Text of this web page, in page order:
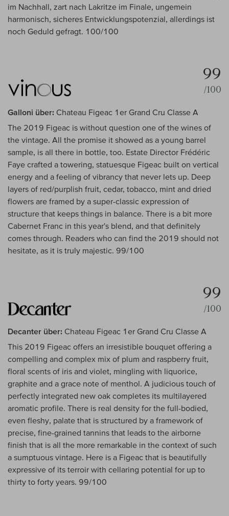
im Nachhall, zart nach Lakritze im Finale, ungemein
harmonisch, sicheres Entwicklungspotenzial, allerdings ist
noch Geduld gefragt. 100/100
99
/100
Galloni über: Chateau Figeac 1er Grand Cru Classe A
The 2019 Figeac is without question one of the wines of
the vintage. All the promise it showed as a young barrel
sample, is all there in bottle, too. Estate Director Frédéric
Faye crafted a towering, statuesque Figeac built on vertical
energy and a feeling of vibrancy that never lets up. Deep
layers of red/purplish fruit, cedar, tobacco, mint and dried
flowers are framed by a super-classic expression of
structure that keeps things in balance. There is a bit more
Cabernet Franc in this year's blend, and that definitely
comes through. Readers who can find the 2019 should not
hesitate, as it is truly majestic. 99/100
99
/100
Decanter über: Chateau Figeac 1er Grand Cru Classe A
This 2019 Figeac offers an irresistible bouquet offering a
compelling and complex mix of plum and raspberry fruit,
floral scents of iris and violet, mingling with liquorice,
graphite and a grace note of menthol. A judicious touch of
perfectly integrated new oak completes its multilayered
aromatic profile. There is real density for the full-bodied,
even fleshy, palate that is structured by a framework of
precise, fine-grained tannins that leads to the airborne
finish that is all the more remarkable in the context of such
a sumptuous vintage. Here is a Figeac that is beautifully
expressive of its terroir with cellaring potential for up to
thirty to forty years. 99/100